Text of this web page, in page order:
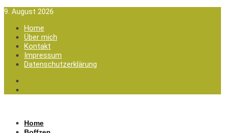
9. August 2026
Home
Über mich
Kontakt
Impressum
Datenschutzerklärung
Home